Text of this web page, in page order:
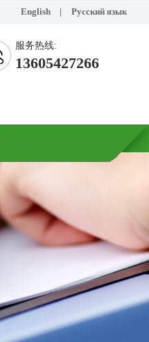
English | Русский язык
服务热线:
13605427266